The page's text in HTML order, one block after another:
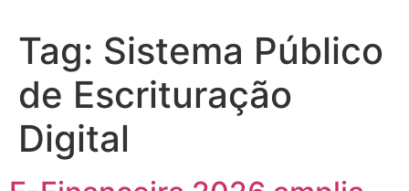
Tag: Sistema Público
de Escrituração
Digital